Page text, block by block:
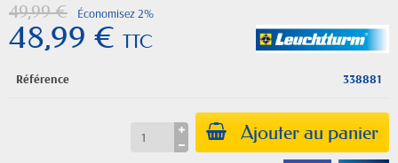
49,99 € Économisez 2%
48,99 € TTC
Référence 338881
Ajouter au panier